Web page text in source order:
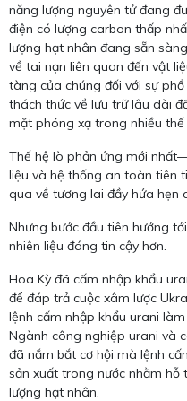
năng lượng nguyên tử đang
điện có lượng carbon thấp
lượng hạt nhân đang sẵn
về tai nạn liên quan đến vật
tàng của chúng đối với sự
thách thức về lưu trữ lâu dài
mặt phóng xạ trong nhiều thế
Thế hệ lò phản ứng mới
liệu và hệ thống an toàn tiên
qua về tương lai đầy hứa hẹn
Nhưng bước đầu tiên hướng
nhiên liệu đáng tin cậy hơn.
Hoa Kỳ đã cấm nhập khẩu
để đáp trả cuộc xâm lược
lệnh cấm nhập khẩu urani
Ngành công nghiệp urani và
đã nắm bắt cơ hội mà lệnh
sản xuất trong nước nhằm hỗ
lượng hạt nhân.